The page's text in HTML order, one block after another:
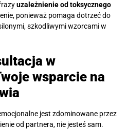
uzależnienie od toksycznego
ponieważ pomaga dotrzeć do
szkodliwymi wzorcami w
w
wsparcie na
jest zdominowane przez
od partnera, nie jesteś sam.